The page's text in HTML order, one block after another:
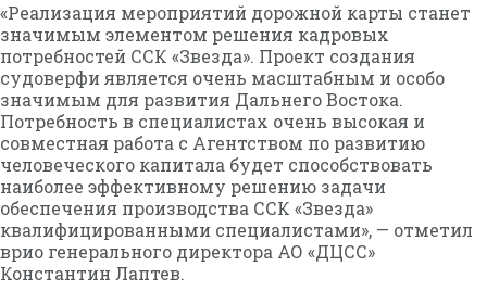
«Реализация мероприятий дорожной карты станет
значимым элементом решения кадровых
потребностей ССК «Звезда». Проект создания
судоверфи является очень масштабным и особо
значимым для развития Дальнего Востока.
Потребность в специалистах очень высокая и
совместная работа с Агентством по развитию
человеческого капитала будет способствовать
наиболее эффективному решению задачи
обеспечения производства ССК «Звезда»
квалифицированными специалистами», — отметил
врио генерального директора АО «ДЦСС»
Константин Лаптев.